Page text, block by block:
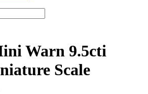
Warn 9.5cti
Scale